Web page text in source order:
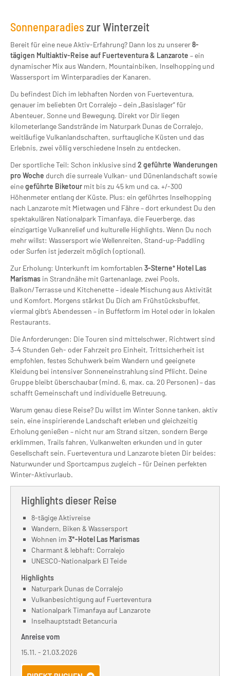
Sonnenparadieszur Winterzeit
Bereit für eine neue Aktiv-Erfahrung? Dann los zu unserer8-
tägigen Multiaktiv-Reise auf Fuerteventura & Lanzarote – ein
dynamischer Mix aus Wandern, Mountainbiken, Inselhopping und
Wassersport im Winterparadies der Kanaren.
Du befindest Dich im lebhaften Norden von Fuerteventura,
genauer im beliebten Ort Corralejo – dein „Basislager“ für
Abenteuer, Sonne und Bewegung. Direkt vor Dir liegen
kilometerlange Sandstrände im Naturpark Dunas de Corralejo,
weitläufige Vulkanlandschaften, surftaugliche Küsten und das
Erlebnis, zwei völlig verschiedene Inseln zu entdecken.
Der sportliche Teil: Schon inklusive sind 2 geführte Wanderungen
pro Woche durch die sur­reale Vulkan- und Dünenlandschaft sowie
einegeführte Biketour mit bis zu 45 km und ca. +/-300
Höhenmeter entlang der Küste. Plus: ein geführtes Inselhopping
nach Lanzarote mit Mietwagen und Fähre – dort erkundest Du den
spektakulären Nationalpark Timanfaya, die Feuerberge, das
einzigartige Vulkanrelief und kulturelle Highlights. Wenn Du noch
mehr willst: Wassersport wie Wellenreiten, Stand-up-Paddling
oder Surfen ist jederzeit möglich (optional).
Zur Erholung: Unterkunft im komfortablen 3-Sterne⁺ Hotel Las
Marismas in Strandnähe mit Gartenanlage, zwei Pools,
Balkon/Terrasse und Kitchenette – ideale Mischung aus Aktivität
und Komfort. Morgens stärkst Du Dich am Frühstücksbuffet,
viermal gibt’s Abendessen – in Buffetform im Hotel oder in lokalen
Restaurants.
Die Anforderungen: Die Touren sind mittelschwer, Richtwert sind
3–4 Stunden Geh- oder Fahrzeit pro Einheit, Trittsicherheit ist
empfohlen, festes Schuhwerk beim Wandern und geeignete
Kleidung bei intensiver Sonneneinstrahlung sind Pflicht. Deine
Gruppe bleibt überschaubar (mind. 6, max. ca. 20 Personen) – das
schafft Gemeinschaft und individuelle Betreuung.
Warum genau diese Reise? Du willst im Winter Sonne tanken, aktiv
sein, eine inspirierende Landschaft erleben und gleichzeitig
Erholung genießen – nicht nur am Strand sitzen, sondern Berge
erklimmen, Trails fahren, Vulkanwelten erkunden und in guter
Gesellschaft sein. Fuerteventura und Lanzarote bieten Dir beides:
Naturwunder und Sportcampus zugleich – für Deinen perfekten
Winter-Ak­tivurlaub.
Highlights dieser Reise
8-tägige Aktivreise
Wandern, Biken & Wassersport
Wohnen im 3*-Hotel Las Marismas
Charmant & lebhaft: Corralejo
UNESCO-Nationalpark El Teide
Highlights
Naturpark Dunas de Corralejo
Vulkanbesichtigung auf Fuerteventura
Nationalpark Timanfaya auf Lanzarote
Inselhauptstadt Betancuria
Anreise vom
15.11. - 21.03.2026